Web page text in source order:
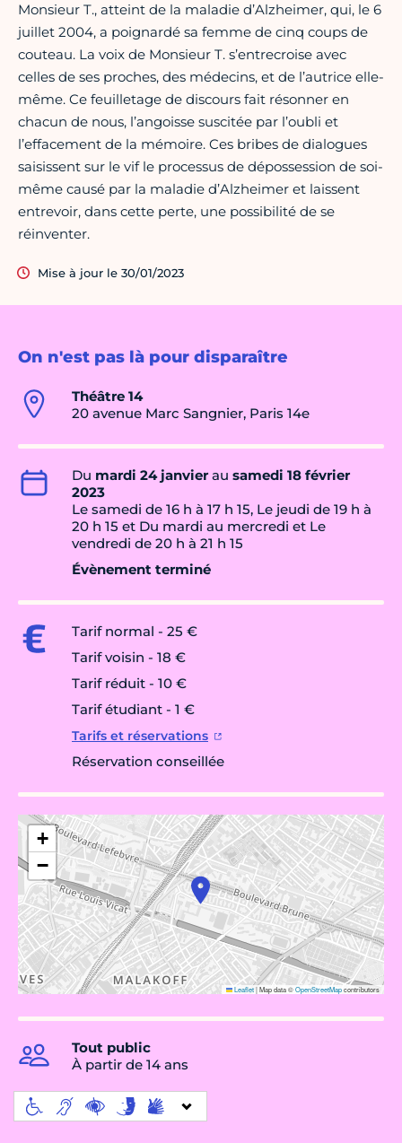
On n'est pas là pour disparaître
Théâtre 14
20 avenue Marc Sangnier, Paris 14e
Du mardi 24 janvierau samedi 18 février
2023
Le samedi de 16 h à 17 h 15, Le jeudi de 19 h à
20 h 15 et Du mardi au mercredi et Le
vendredi de 20 h à 21 h 15
Évènement terminé
Tarif normal - 25 €
Tarif voisin - 18 €
Tarif réduit - 10 €
Tarif étudiant - 1 €
Tarifs et réservations
Réservation conseillée
+
−
Leaflet|Map data ©OpenStreetMapcontributors
Tout public
À partir de 14 ans
Monsieur T., atteint de la maladie d’Alzheimer, qui, le 6
juillet 2004, a poignardé sa femme de cinq coups de
couteau. La voix de Monsieur T. s’entrecroise avec
celles de ses proches, des médecins, et de l’autrice elle-
même. Ce feuilletage de discours fait résonner en
chacun de nous, l’angoisse suscitée par l’oubli et
l’effacement de la mémoire. Ces bribes de dialogues
saisissent sur le vif le processus de dépossession de soi-
même causé par la maladie d’Alzheimer et laissent
entrevoir, dans cette perte, une possibilité de se
réinventer.
Mise à jour le 30/01/2023